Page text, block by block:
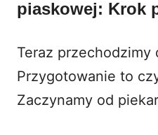
piaskowej: Krok
Teraz przechodzimy
Przygotowanie to
Zaczynamy od